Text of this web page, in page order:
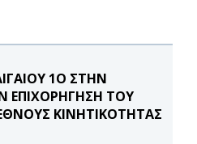
1Ο ΣΤΗΝ
ΕΠΙΧΟΡΗΓΗΣΗ ΤΟΥ
ΚΙΝΗΤΙΚΟΤΗΤΑΣ